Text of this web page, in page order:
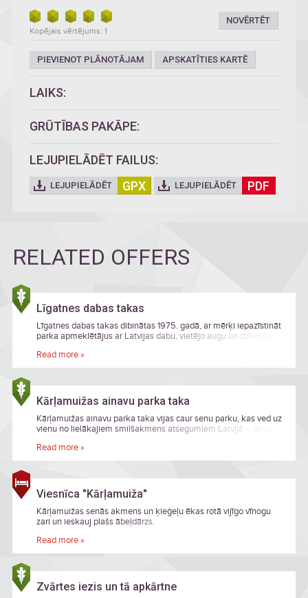
NOVĒRTĒT
Kopējais vērtējums: 1
PIEVIENOT PLĀNOTĀJAM APSKATĪTIES KARTĒ
LAIKS:
GRŪTĪBAS PAKĀPE:
LEJUPIELĀDĒT FAILUS:
LEJUPIELĀDĒT GPX LEJUPIELĀDĒT PDF
RELATED OFFERS
Līgatnes dabas takas
Līgatnes dabas takas dibinātas 1975. gadā, ar mērķi iepazīstināt
parka apmeklētājus ar Latvijas dabu, vietējo augu un dzīvnieku
daudzveidību un aizsardzību.
Read more »
Kārļamuižas ainavu parka taka
Kārļamuižas ainavu parka taka vijas caur senu parku, kas ved uz
vienu no lielākajiem smilšakmens atsegumiem Latvijā – Ainavu
Read more »
Viesnīca "Kārļamuiža"
Kārļamuižas senās akmens un ķieģeļu ēkas rotā vijīgo vīnogu
zari un ieskauj plašs ābeļdārzs.
Read more »
Zvārtes iezis un tā apkārtne